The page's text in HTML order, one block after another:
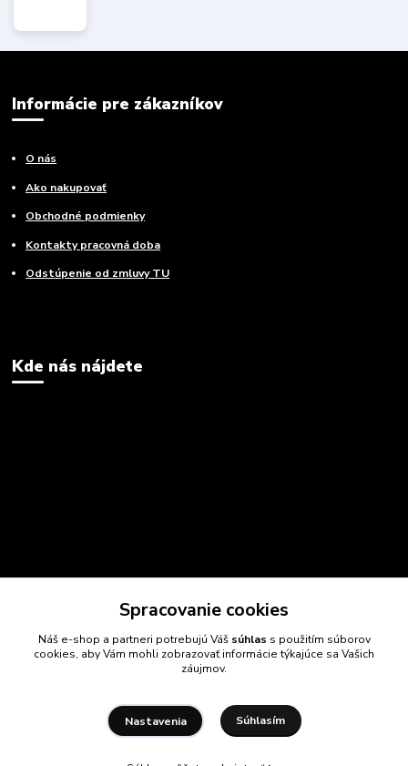
Informácie pre zákazníkov
O nás
Ako nakupovať
Obchodné podmienky
Kontakty pracovná doba
Odstúpenie od zmluvy TU
Kde nás nájdete
Spracovanie cookies
Náš e-shop a partneri potrebujú Váš súhlas s použitím súborov
cookies, aby Vám mohli zobrazovať informácie týkajúce sa Vašich
záujmov.
Nastavenia Súhlasím